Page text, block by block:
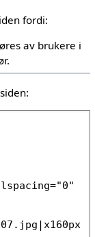
fordi:
av brukere i